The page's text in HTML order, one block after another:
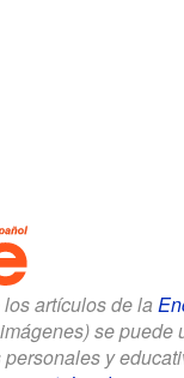
artículos de la
se puede
y